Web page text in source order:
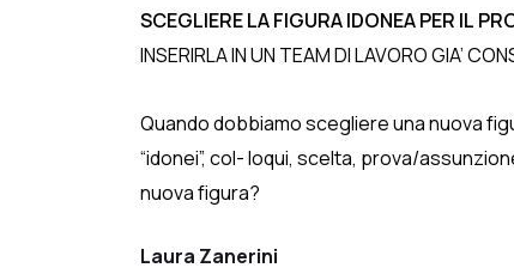
SCEGLIERE LA FIGURA IDONEA PER IL
INSERIRLA IN UN TEAM DI LAVORO GIA’
Quando dobbiamo scegliere una nuova
“idonei”, col- loqui, scelta, prova/
nuova figura?
Laura Zanerini